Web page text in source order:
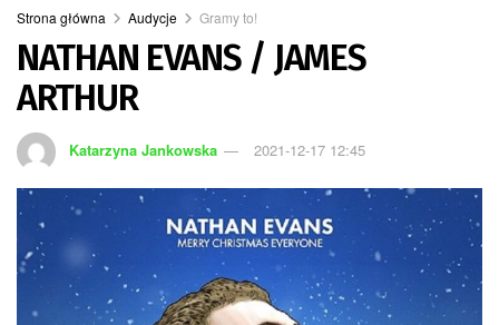
Strona główna Audycje Gramy to!
NATHAN EVANS / JAMES
ARTHUR
Katarzyna Jankowska 2021-12-17 12:45